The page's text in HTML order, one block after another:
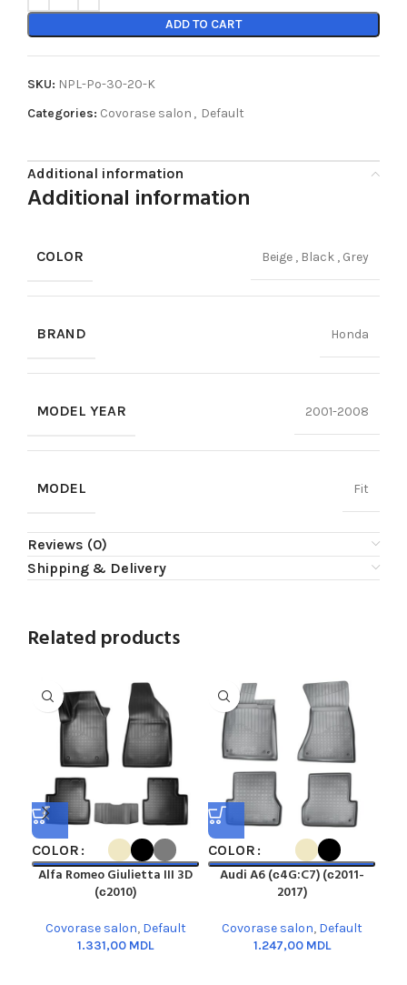
ADD TO CART
SKU: NPL-Po-30-20-K
Categories: Covorase salon , Default
Additional information
Additional information
COLOR Beige , Black , Grey
BRAND Honda
MODEL YEAR 2001-2008
MODEL Fit
Reviews (0)
Shipping & Delivery
Related products
COLOR
Alfa Romeo Giulietta III 3D
(с2010)
Covorase salon, Default
MDL
COLOR
Audi A6 (с4G:C7) (с2011-
2017)
Covorase salon, Default
MDL